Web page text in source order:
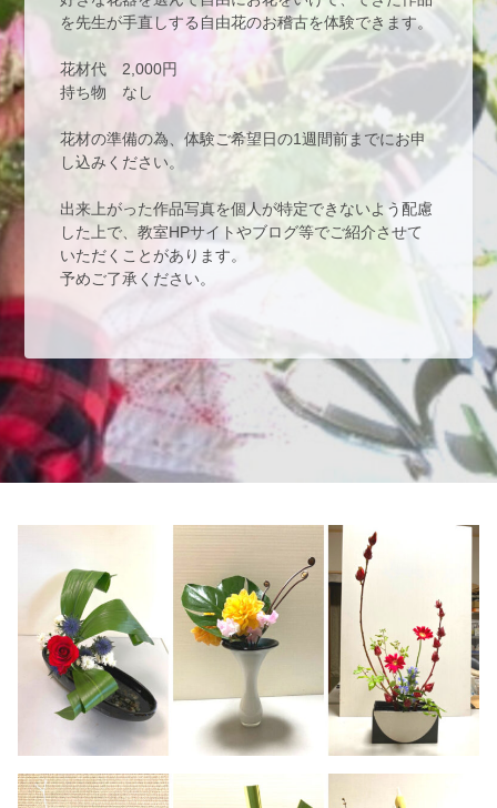
を先生が手直しする自由花のお稽古を体験できます。
花材代　2,000円
持ち物　なし
花材の準備の為、体験ご希望日の1週間前までにお申
し込みください。
出来上がった作品写真を個人が特定できないよう配慮
した上で、教室HPサイトやブログ等でご紹介させて
いただくことがあります。
予めご了承ください。